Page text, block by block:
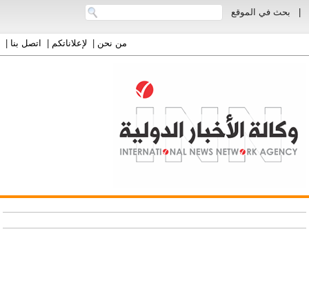
بحث في الموقع
من نحن| لإعلاناتكم| اتصل بنا|